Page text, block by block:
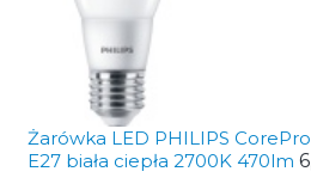
Żarówka LED PHILIPS
E27 biała ciepła 2700K 470lm